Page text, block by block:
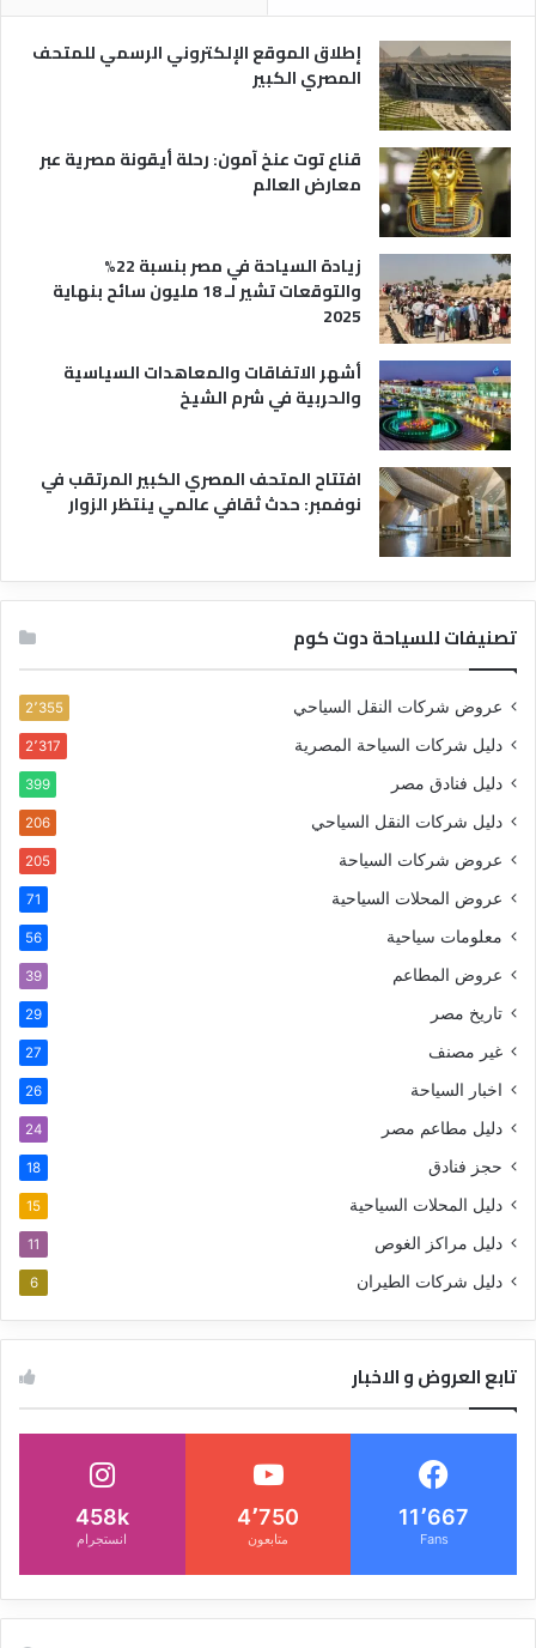
ر
ة
و
إطلاق الموقع الإلكتروني الرسمي للمتحف
المصري الكبير
قناع توت عنخ آمون: رحلة أيقونة مصرية عبر
معارض العالم
زيادة السياحة في مصر بنسبة 22%
والتوقعات تشير لـ 18 مليون سائح بنهاية
2025
أشهر الاتفاقات والمعاهدات السياسية
والحربية في شرم الشيخ
افتتاح المتحف المصري الكبير المرتقب في
نوفمبر: حدث ثقافي عالمي ينتظر الزوار
تصنيفات للسياحة دوت كوم
عروض شركات النقل السياحي 2٬355
دليل شركات السياحة المصرية 2٬317
دليل فنادق مصر 399
دليل شركات النقل السياحي 206
عروض شركات السياحة 205
عروض المحلات السياحية 71
معلومات سياحية 56
عروض المطاعم 39
تاريخ مصر 29
غير مصنف 27
اخبار السياحة 26
دليل مطاعم مصر 24
حجز فنادق 18
دليل المحلات السياحية 15
دليل مراكز الغوص 11
دليل شركات الطيران 6
تابع العروض و الاخبار
11٬667
Fans
4٬750
متابعون
458k
انستجرام